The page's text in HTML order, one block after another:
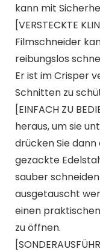
kann mit
[VERSTECKTE
Filmschneider
reibungslos
Er ist im Crisper
Schnitten zu
[EINFACH ZU
heraus, um sie
drücken Sie
gezackte
sauber
ausgetauscht
einen
zu öffnen.